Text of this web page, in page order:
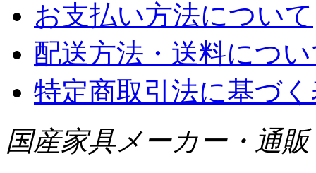
お支払い方法について
配送方法・送料につ
特定商取引法に基づ
国産家具メーカー・通販